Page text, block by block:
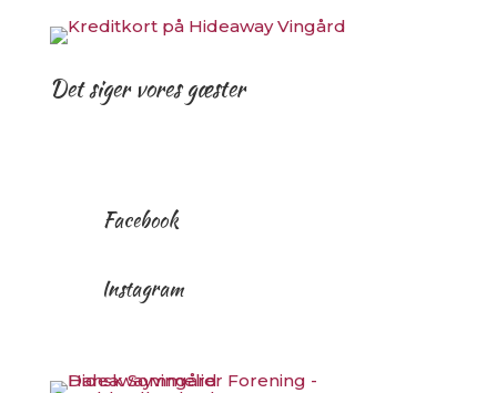
Det siger vores gæster
Facebook
Instagram